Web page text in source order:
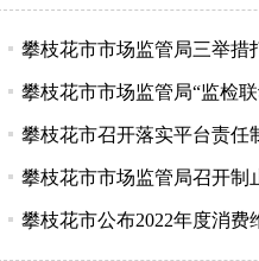
攀枝花市市场监管局三举措
攀枝花市市场监管局“监检
攀枝花市召开落实平台责任
攀枝花市市场监管局召开制
攀枝花市公布2022年度消费